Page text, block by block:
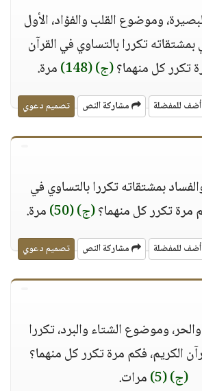
وموضوع القلب والفؤاد، الأول
بمشتقاته تكررا بالتساوي في القرآن
تكرر كل منهما؟(ج)(148) مرة.
أضف للمفضلة مشاركة النص تصميم دعوي
بمشتقاته تكررا بالتساوي في
مرة تكرر كل منهما؟(ج)(50) مرة.
أضف للمفضلة مشاركة النص تصميم دعوي
وموضوع الشتاء والبرد، تكررا
الكريم، فكم مرة تكرر كل منهما؟
(ج)(5) مرات.